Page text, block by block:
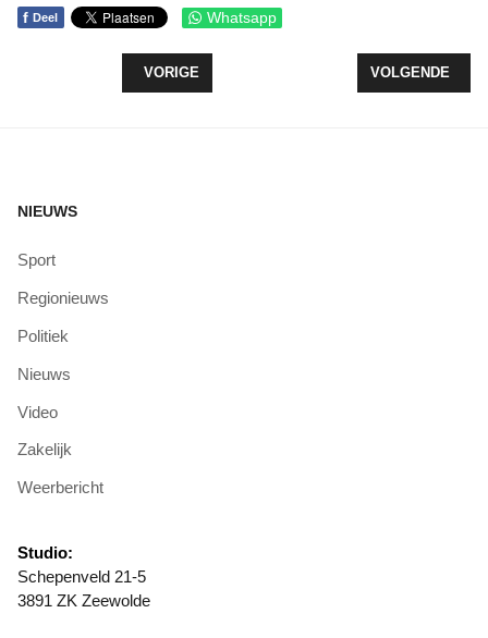
f Deel Whatsapp
VORIG ARTIKEL: PUMPTRACKBAAN OFFICIEEL
VORIGE VOLGENDE
VOLGENDE
NIEUWS
Sport
Regionieuws
Politiek
Nieuws
Video
Zakelijk
Weerbericht
Studio:
Schepenveld 21-5
3891 ZK Zeewolde